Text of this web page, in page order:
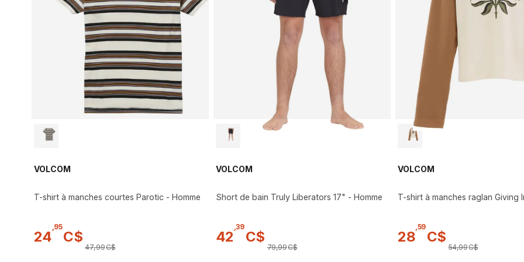
VOLCOM
T-shirt à manches courtes Parotic - Homme
24
,95
C$
47,99C$
VOLCOM
Short de bain Truly Liberators 17" - Homme
42
,39
C$
79,99C$
VOLCOM
T-shirt à manches raglan Giving
28
,59
C$
54,99C$